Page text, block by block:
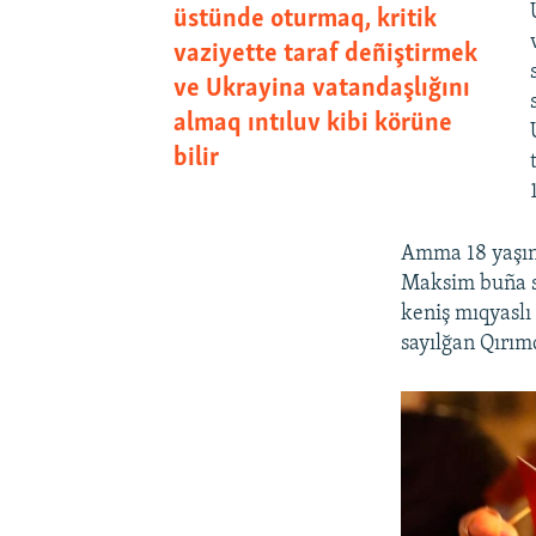
üstünde oturmaq, kritik
vaziyette taraf deñiştirmek
ve Ukrayina vatandaşlığını
almaq ıntıluv kibi körüne
bilir
Amma 18
Maksim buña
keniş
sayılğan